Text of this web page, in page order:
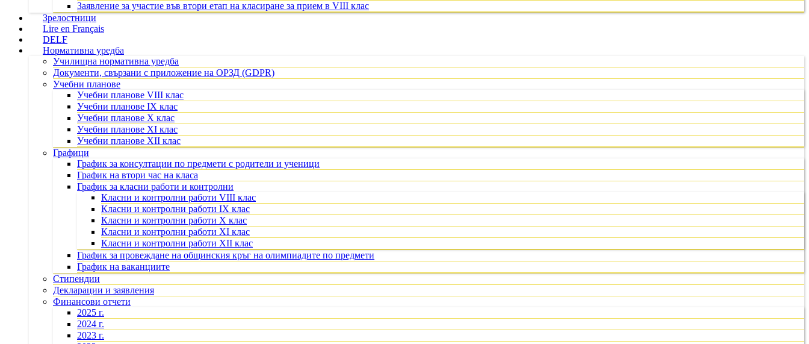
Заявление за участие във втори етап на класиране за прием в VIII клас
Зрелостници
Lire en Français
DELF
Нормативна уредба
Училищна нормативна уредба
Документи, свързани с приложение на ОРЗД (GDPR)
Учебни планове
Учебни планове VIII клас
Учебни планове IX клас
Учебни планове X клас
Учебни планове XI клас
Учебни планове XII клас
Графици
График за консултации по предмети с родители и ученици
График на втори час на класа
График за класни работи и контролни
Класни и контролни работи VIII клас
Класни и контролни работи IX клас
Класни и контролни работи X клас
Класни и контролни работи XI клас
Класни и контролни работи XII клас
График за провеждане на общинския кръг на олимпиадите по предмети
График на ваканциите
Стипендии
Декларации и заявления
Финансови отчети
2025 г.
2024 г.
2023 г.